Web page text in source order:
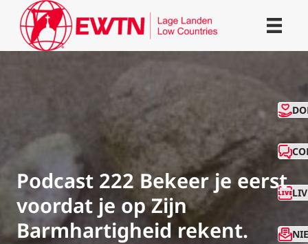
Podcast 222 Bekeer je eerst
voordat je op Zijn
Barmhartigheid rekent.